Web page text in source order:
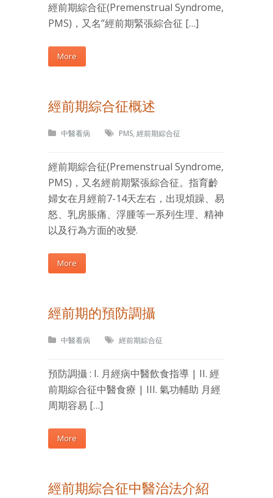
經前期綜合征(Premenstrual Syndrome,
PMS)，又名”經前期緊張綜合征 […]
More
經前期綜合征概述
中醫看病 PMS, 經前期綜合征
經前期綜合征(Premenstrual Syndrome,
PMS)，又名經前期緊張綜合征。指育齡
婦女在月經前7-14天左右，出現煩躁、易
怒、乳房脹痛、浮腫等一系列生理、精神
以及行為方面的改變.
More
經前期的預防調攝
中醫看病 經前期綜合征
預防調攝 : I. 月經病中醫飲食指導 | II. 經
前期綜合征中醫食療 | III. 氣功輔助 月經
周期容易 […]
More
經前期綜合征中醫治法介紹